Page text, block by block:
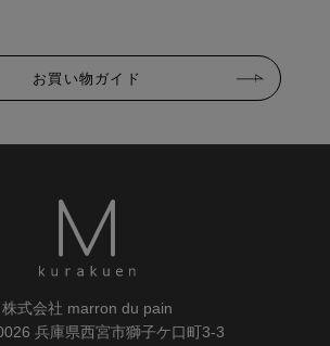
お買い物ガイド
株式会社 marron du pain
兵庫県西宮市獅子ケ口町3-3